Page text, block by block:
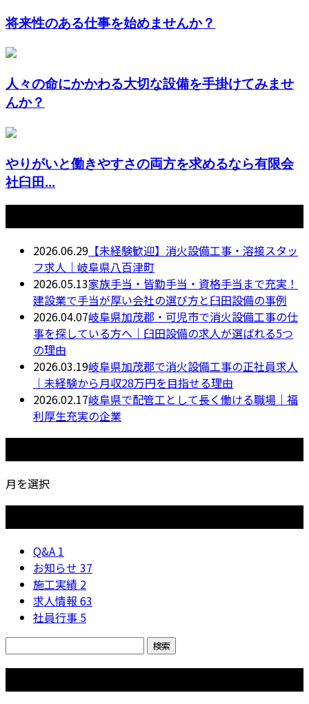
将来性のある仕事を始めませんか？
人々の命にかかわる大切な設備を手掛けてみませ
んか？
やりがいと働きやすさの両方を求めるなら有限会
社臼田...
2026.06.29 【未経験歓迎】消火設備工事・溶接スタッ
フ求人｜岐阜県八百津町
2026.05.13家族手当・皆勤手当・資格手当まで充実！
建設業で手当が厚い会社の選び方と臼田設備の事例
2026.04.07岐阜県加茂郡・可児市で消火設備工事の仕
事を探している方へ｜臼田設備の求人が選ばれる5つ
の理由
2026.03.19岐阜県加茂郡で消火設備工事の正社員求人
｜未経験から月収28万円を目指せる理由
2026.02.17岐阜県で配管工として長く働ける職場｜福
利厚生充実の企業
月を選択
Q&A 1
お知らせ 37
施工実績 2
求人情報 63
社員行事 5